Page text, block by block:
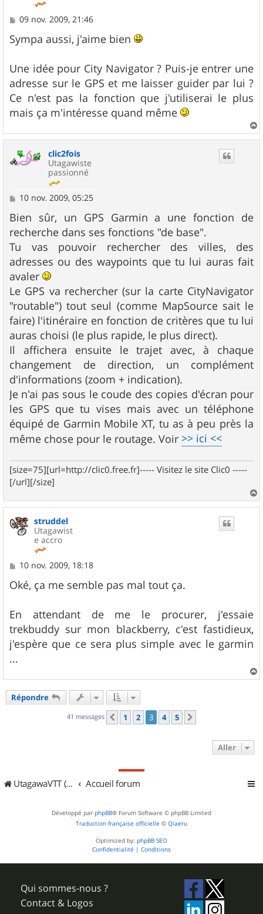
M
s
s
g
e
09 nov. 2009, 21:46
Sympa aussi, j'aime bien
Une idée pour City Navigator ? Puis-je entrer une
adresse sur le GPS et me laisser guider par lui ?
Ce n'est pas la fonction que j'utiliserai le plus
mais ça m'intéresse quand même
a
clic2fois
Utagawiste
passionné
M
s
s
a
g
e
10 nov. 2009, 05:25
Bien sûr, un GPS Garmin a une fonction de
recherche dans ses fonctions "de base".
Tu vas pouvoir rechercher des villes, des
adresses ou des waypoints que tu lui auras fait
avaler
Le GPS va rechercher (sur la carte CityNavigator
"routable") tout seul (comme MapSource sait le
faire) l'itinéraire en fonction de critères que tu lui
auras choisi (le plus rapide, le plus direct).
Il affichera ensuite le trajet avec, à chaque
changement de direction, un complément
d'informations (zoom + indication).
Je n'ai pas sous le coude des copies d'écran pour
les GPS que tu vises mais avec un téléphone
équipé de Garmin Mobile XT, tu as à peu près la
même chose pour le routage. Voir >> ici <<
[size=75][url=http://clic0.free.fr]----- Visitez le site Clic0 -----
[/url][/size]
a
u
struddel
Utagawist
e accro
M
s
s
g
e
10 nov. 2009, 18:18
Oké, ça me semble pas mal tout ça.
En attendant de me le procurer, j'essaie
trekbuddy sur mon blackberry, c'est fastidieux,
j'espère que ce sera plus simple avec le garmin
...
a
Répondre
41 messages Précédent
1 2 3 4 5
Aller
UtagawaVTT (Randos VTT et VTTAE avec traces GPS) Accueil forum
Développé par phpBB® Forum Software © phpBB Limited
Traduction française officielle © Qiaeru
Optimized by: phpBB SEO
Confidentialité | Conditions
Qui sommes-nous ?
Contact & Logos